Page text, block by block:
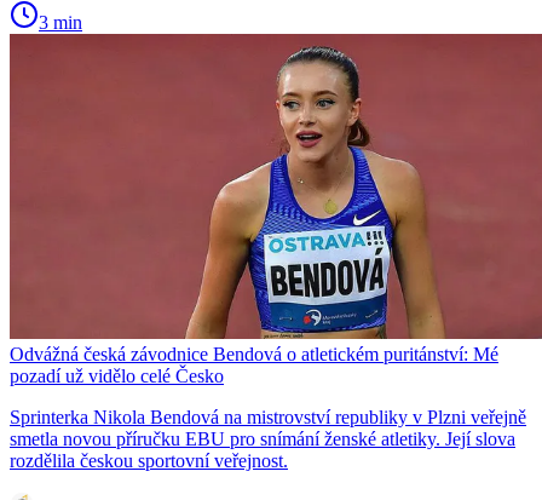
3 min
Odvážná česká závodnice Bendová o atletickém puritánství: Mé
pozadí už vidělo celé Česko
Sprinterka Nikola Bendová na mistrovství republiky v Plzni veřejně
smetla novou příručku EBU pro snímání ženské atletiky. Její slova
rozdělila českou sportovní veřejnost.